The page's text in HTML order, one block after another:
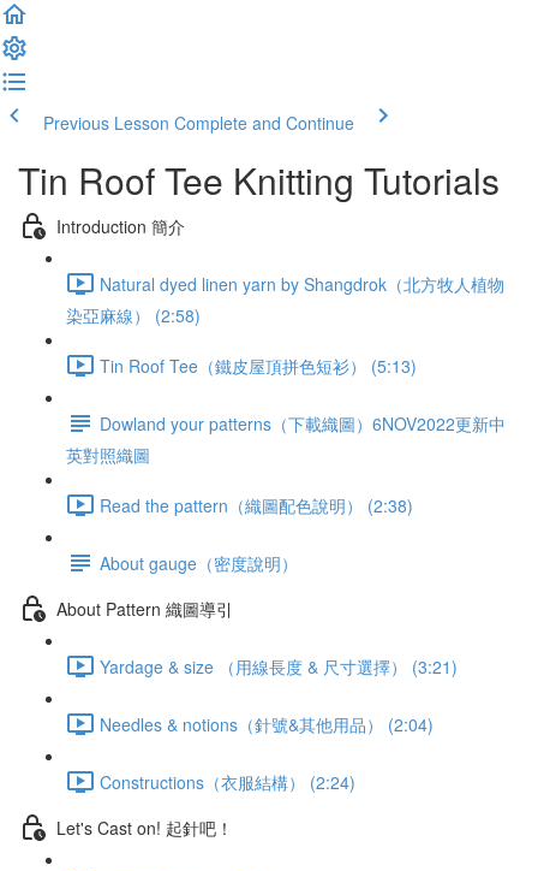
Previous Lesson Complete and Continue
Tin Roof Tee Knitting Tutorials
Introduction 簡介
Natural dyed linen yarn by Shangdrok（北方牧人植物
染亞麻線） (2:58)
Tin Roof Tee（鐵皮屋頂拼色短衫） (5:13)
Dowland your patterns（下載織圖）6NOV2022更新中
英對照織圖
Read the pattern（織圖配色說明） (2:38)
About gauge（密度說明）
About Pattern 織圖導引
Yardage & size （用線長度 & 尺寸選擇） (3:21)
Needles & notions（針號&其他用品） (2:04)
Constructions（衣服結構） (2:24)
Let's Cast on! 起針吧！